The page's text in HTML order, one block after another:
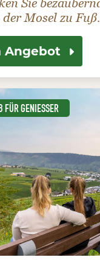
Sie
Mosel zu Fuß.
Angebot
GENIESSER